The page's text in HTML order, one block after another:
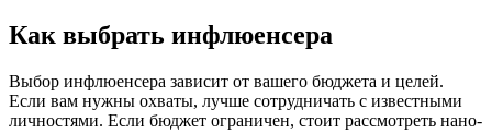
Как выбрать инфлюенсера
Выбор инфлюенсера зависит от вашего бюджета и целей.
Если вам нужны охваты, лучше сотрудничать с известными
личностями. Если бюджет ограничен, стоит рассмотреть нано-